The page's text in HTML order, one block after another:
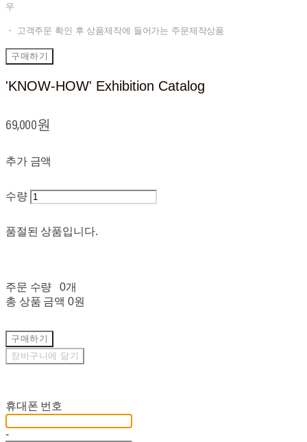
우
・ 고객주문 확인 후 상품제작에 들어가는 주문제작상품
구매하기
'KNOW-HOW' Exhibition Catalog
69,000원
추가 금액
수량
품절된 상품입니다.
주문 수량
0개
총 상품 금액 0원
구매하기
장바구니에 담기
휴대폰 번호
-